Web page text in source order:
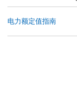
电力额定值指南